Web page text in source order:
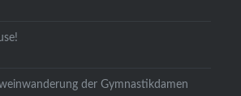
der Gymnastikdamen